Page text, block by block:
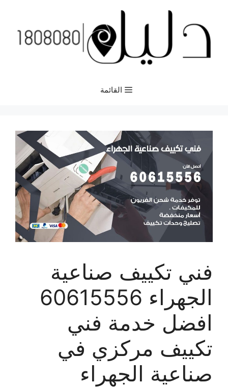
المحتوى
القائمة
فني تكييف صناعية
الجهراء 60615556
افضل خدمة فني
تكييف مركزي في
صناعية الجهراء